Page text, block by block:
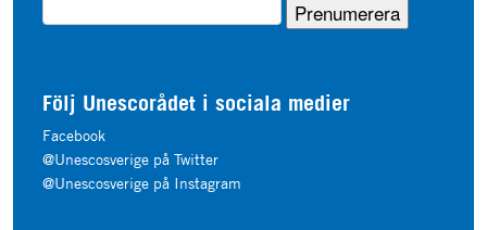
Följ Unescorådet i sociala medier
Facebook
@Unescosverige på Twitter
@Unescosverige på Instagram